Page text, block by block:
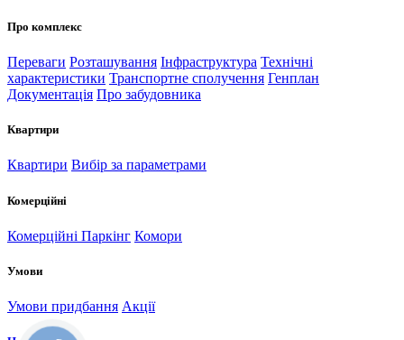
Про комплекс
Переваги Розташування Інфраструктура Технічні
характеристики Транспортне сполучення Генплан
Документація Про забудовника
Квартири
Квартири Вибір за параметрами
Комерційні
Комерційні Паркінг Комори
Умови
Умови придбання Акції